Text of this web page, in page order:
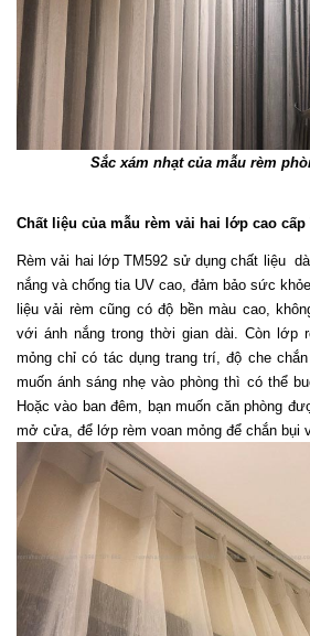
Sắc xám nhạt của mẫu rèm
Chất liệu của mẫu rèm vải hai lớp cao cấp
Rèm vải hai lớp TM592 sử dụng chất liệu
nắng và chống tia UV cao, đảm bảo sức
liệu vải rèm cũng có độ bền màu cao,
với ánh nắng trong thời gian dài. Còn lớp
mỏng chỉ có tác dụng trang trí, độ che
muốn ánh sáng nhẹ vào phòng thì có thể
Hoặc vào ban đêm, bạn muốn căn phòng
mở cửa, để lớp rèm voan mỏng để chắn bụi